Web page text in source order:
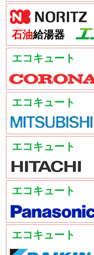
石油給湯器
エコキュート
エコキュート
エコキュート
エコキュート
エコキュート